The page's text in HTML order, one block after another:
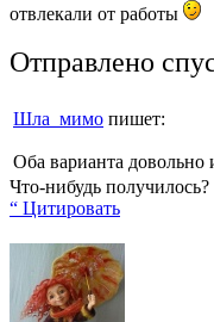
отвлекали от работы
Отправлено
Шла_мимо пишет:
Оба варианта довольно
Что-нибудь получилось?
“ Цитировать